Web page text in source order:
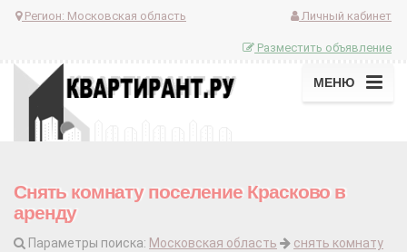
Регион: Московская область Личный кабинет
Разместить объявление
МЕНЮ
Снять комнату поселение Красково в
аренду
Параметры поиска: Московская область
снять комнату